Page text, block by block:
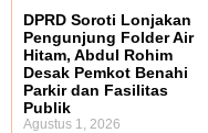
DPRD Soroti Lonjakan
Pengunjung Folder Air
Hitam, Abdul Rohim
Desak Pemkot Benahi
Parkir dan Fasilitas
Publik
Agustus 1, 2026